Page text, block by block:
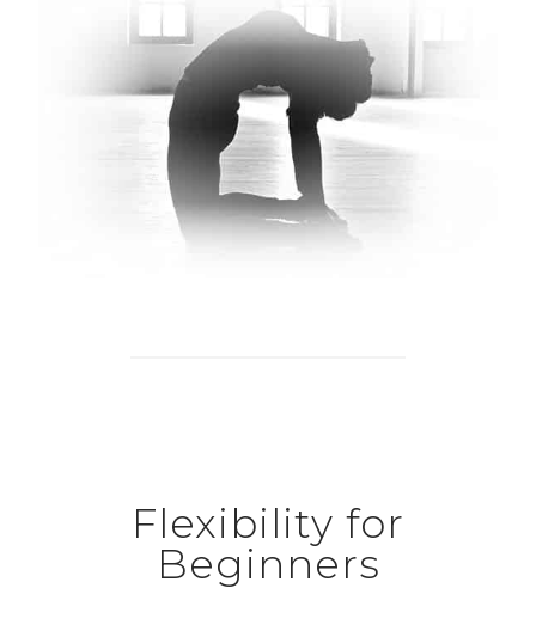
Flexibility for
Beginners